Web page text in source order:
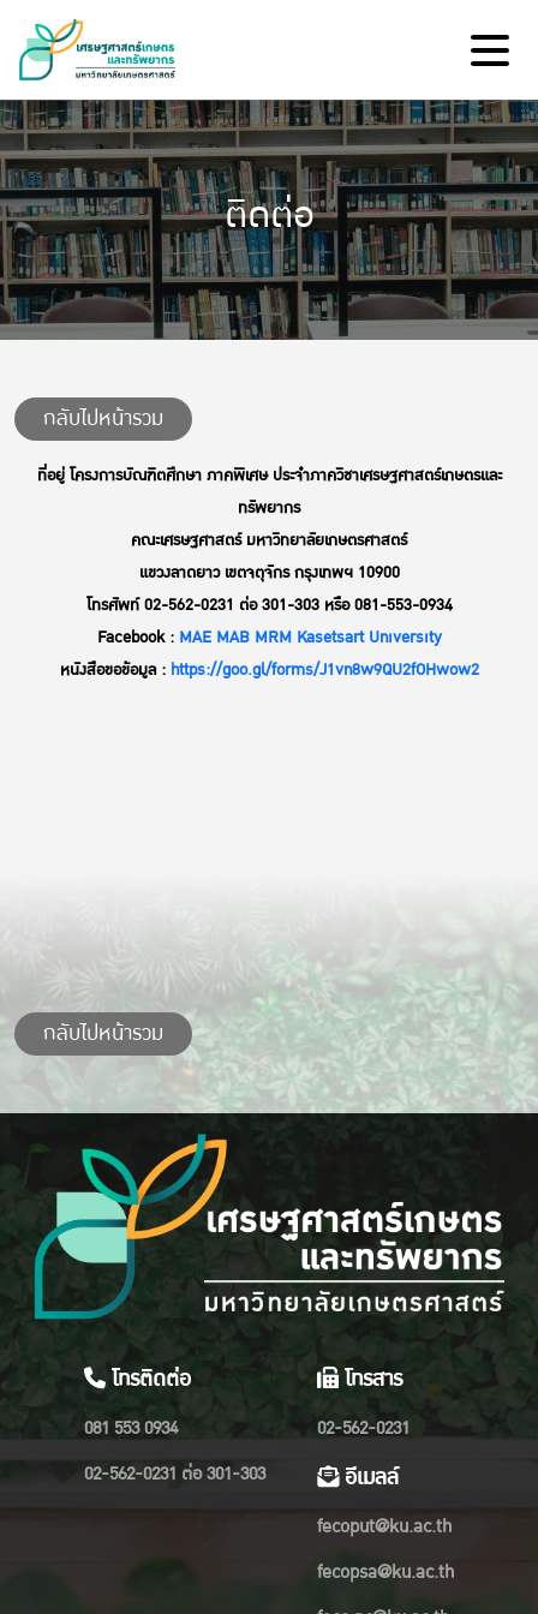
ติดต่อ
กลับไปหน้ารวม
ที่อยู่ โครงการบัณฑิตศึกษา ภาคพิเศษ ประจำภาควิชาเศรษฐศาสตร์เกษตรและ
ทรัพยากร
คณะเศรษฐศาสตร์ มหาวิทยาลัยเกษตรศาสตร์
แขวงลาดยาว เขตจตุจักร กรุงเทพฯ 10900
โทรศัพท์ 02-562-0231 ต่อ 301-303 หรือ 081-553-0934
Facebook : MAE MAB MRM Kasetsart University
หนังสือขอข้อมูล : https://goo.gl/forms/J1vn8w9QU2fOHwow2
กลับไปหน้ารวม
โทรติดต่อ
081 553 0934
02-562-0231 ต่อ 301-303
โทรสาร
02-562-0231
อีเมลล์
fecoput@ku.ac.th
fecopsa@ku.ac.th